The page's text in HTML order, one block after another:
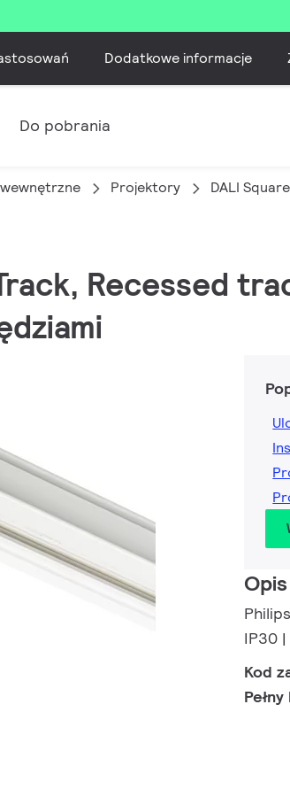
Dodatkowe informacje
Do pobrania
Projektory DALI
Recessed
IP30
Kod